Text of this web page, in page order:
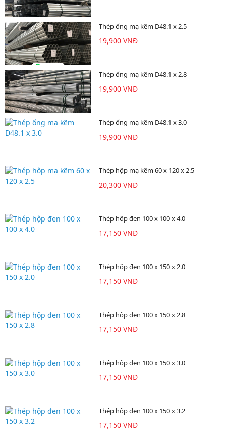
Thép ống mạ kẽm D48.1 x 2.5
19,900 VNĐ
Thép ống mạ kẽm D48.1 x 2.8
19,900 VNĐ
Thép ống mạ kẽm D48.1 x 3.0
19,900 VNĐ
Thép hộp mạ kẽm 60 x 120 x 2.5
20,300 VNĐ
Thép hộp đen 100 x 100 x 4.0
17,150 VNĐ
Thép hộp đen 100 x 150 x 2.0
17,150 VNĐ
Thép hộp đen 100 x 150 x 2.8
17,150 VNĐ
Thép hộp đen 100 x 150 x 3.0
17,150 VNĐ
Thép hộp đen 100 x 150 x 3.2
17,150 VNĐ